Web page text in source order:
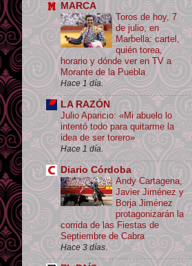
MARCA
Toros de hoy, 7
de julio, en
Marbella: cartel,
quién torea,
horario y dónde ver en TV a
Morante de la Puebla
Hace 1 día.
LA RAZÓN
Julio Aparicio: «Mi abuelo lo
intentó todo para quitarme la
idea de ser torero»
Hace 1 día.
Diario Córdoba
Andy Cartagena,
Javier Jiménez y
Borja Jiménez
protagonizarán la
corrida de las Fiestas de
Septiembre de Cabra
Hace 3 días.